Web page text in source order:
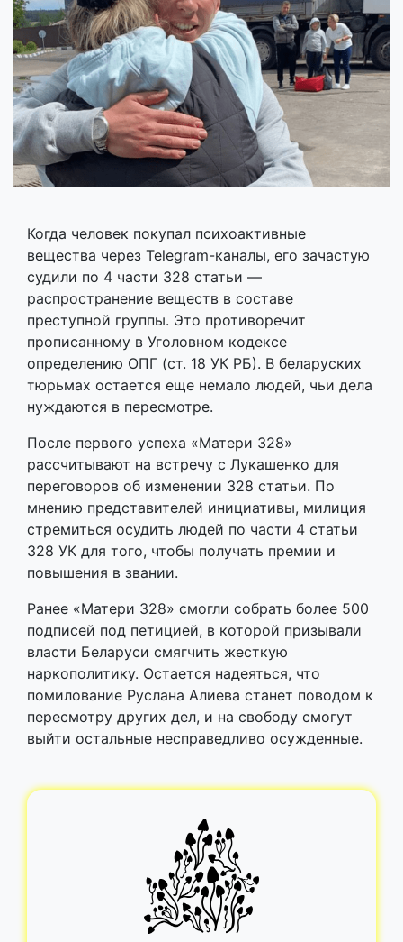
Когда человек покупал психоактивные
вещества через Telegram-каналы, его зачастую
судили по 4 части 328 статьи —
распространение веществ в составе
преступной группы. Это противоречит
прописанному в Уголовном кодексе
определению ОПГ (ст. 18 УК РБ). В беларуских
тюрьмах остается еще немало людей, чьи дела
нуждаются в пересмотре.
После первого успеха «Матери 328»
рассчитывают на встречу с Лукашенко для
переговоров об изменении 328 статьи. По
мнению представителей инициативы, милиция
стремиться осудить людей по части 4 статьи
328 УК для того, чтобы получать премии и
повышения в звании.
Ранее «Матери 328» смогли собрать более 500
подписей под петицией, в которой призывали
власти Беларуси смягчить жесткую
наркополитику. Остается надеяться, что
помилование Руслана Алиева станет поводом к
пересмотру других дел, и на свободу смогут
выйти остальные несправедливо осужденные.